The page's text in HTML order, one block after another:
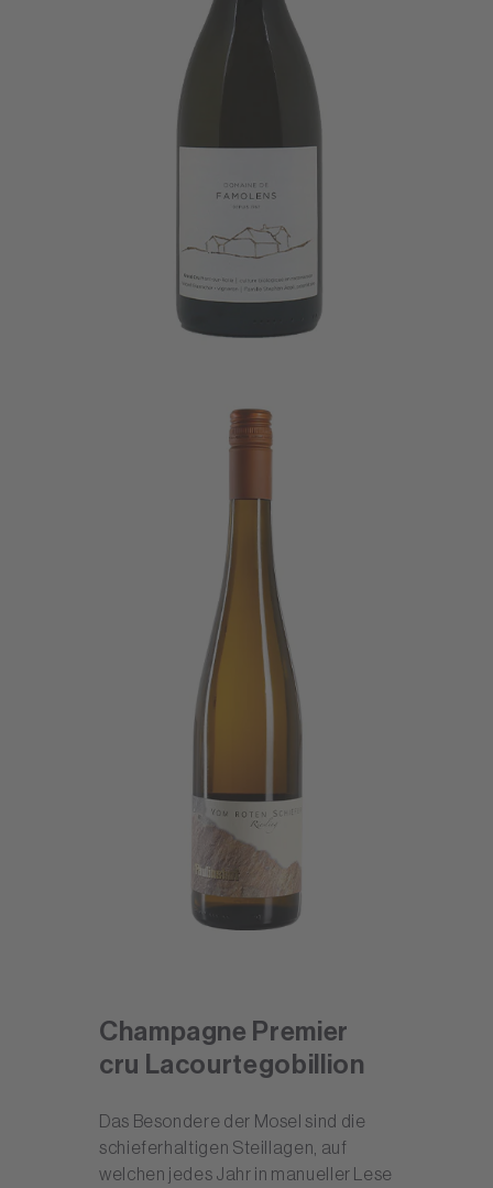
Champagne Premier
cru Lacourtegobillion
Das Besondere der Mosel sind die
schieferhaltigen Steillagen, auf
welchen jedes Jahr in manueller Lese